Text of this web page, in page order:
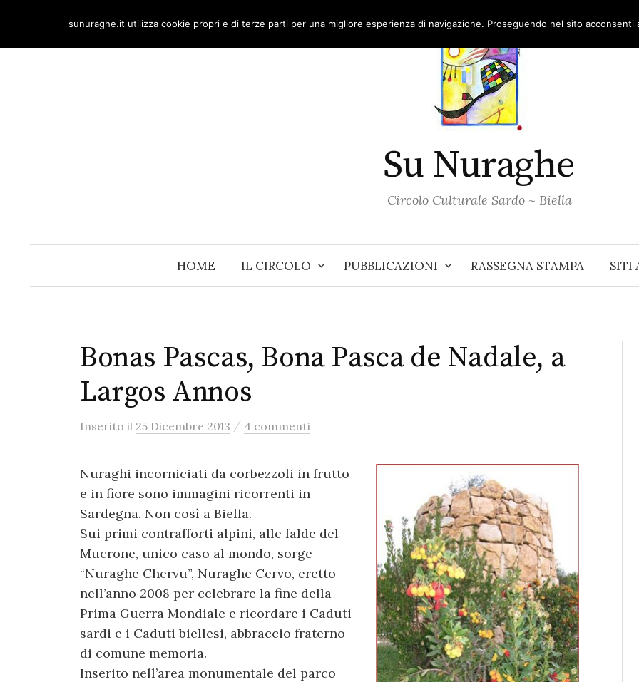
content
Su Nuraghe
Circolo Culturale Sardo ~ Biella
HOME IL CIRCOLO PUBBLICAZIONI RASSEGNA STAMPA SITI
Bonas Pascas, Bona Pasca de Nadale, a
Largos Annos
Inserito il 25 Dicembre 2013 / 4 commenti
Nuraghi incorniciati da corbezzoli in frutto
e in fiore sono immagini ricorrenti in
Sardegna. Non così a Biella.
Sui primi contrafforti alpini, alle falde del
Mucrone, unico caso al mondo, sorge
“Nuraghe Chervu”, Nuraghe Cervo, eretto
nell’anno 2008 per celebrare la fine della
Prima Guerra Mondiale e ricordare i Caduti
sardi e i Caduti biellesi, abbraccio fraterno
di comune memoria.
Inserito nell’area monumentale del parco
sunuraghe.it utilizza cookie propri e di terze parti per una migliore esperienza di navigazione. Proseguendo nel sito acconsenti